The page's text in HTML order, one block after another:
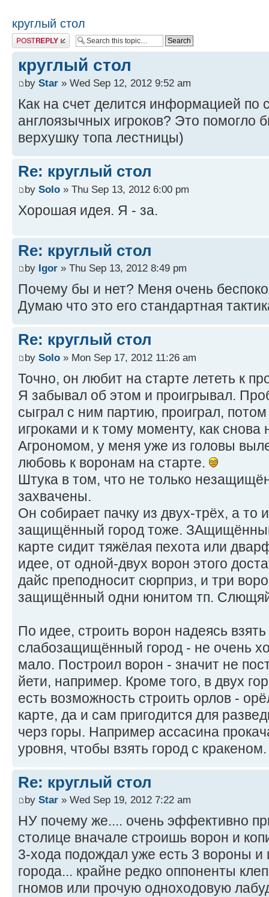
круглый стол
Post a reply
круглый стол
by Star » Wed Sep 12, 2012 9:52 am
Как на счет делится информацией по
англоязычных игроков? Это помогло
верхушку топа лестницы)
Re: круглый стол
by Solo » Thu Sep 13, 2012 6:00 pm
Хорошая идея. Я - за.
Re: круглый стол
by Igor » Thu Sep 13, 2012 8:49 pm
Почему бы и нет? Меня очень
Думаю что это его стандартная
Re: круглый стол
by Solo » Mon Sep 17, 2012 11:26 am
Точно, он любит на старте лететь к
Я забывал об этом и проигрывал.
сыграл с ним партию, проиграл,
игроками и к тому моменту, как снова
Агрономом, у меня уже из головы
любовь к воронам на старте.
Штука в том, что не только
захвачены.
Он собирает пачку из двух-трёх, а то
защищённый город тоже.
карте сидит тяжёлая пехота или
идее, от одной-двух ворон этого
дайс преподносит сюрприз, и три
защищённый одни юнитом тп.
По идее, строить ворон надеясь
слабозащищённый город - не очень
мало. Построил ворон - значит не
йети, например. Кроме того, в двух
есть возможность строить орлов -
карте, да и сам пригодится для
черз горы. Например ассасина
уровня, чтобы взять город с кракеном.
Re: круглый стол
by Star » Wed Sep 19, 2012 7:22 am
НУ почему же.... очень эффективно
столице вначале строишь ворон и
3-хода подождал уже есть 3 вороны
города... крайне редко оппоненты
гномов или прочую одноходовую